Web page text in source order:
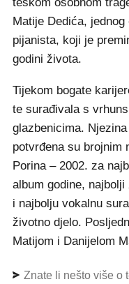
Matije Dedića,
pijanista, koji je
godini života.
Tijekom bogate
te surađivala s
glazbenicima.
potvrđena su brojnim
Porina – 2002. za
album godine,
i najbolju vokalnu
životno djelo.
Matijom i Danijelom
Znate li nešto više o